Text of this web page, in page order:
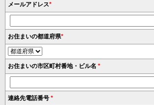
メールアドレス*
お住まいの都道府県*
お住まいの市区町村番地・ビル名 *
連絡先電話番号 *